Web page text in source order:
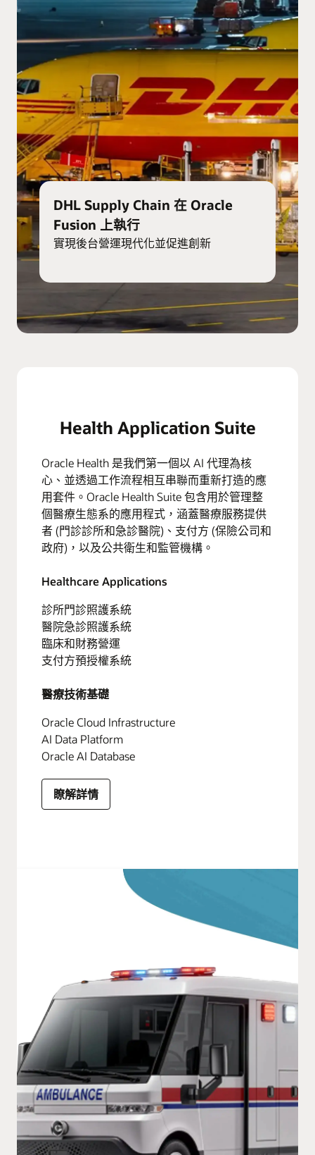
DHL Supply Chain 在 Oracle
Fusion 上執行
實現後台營運現代化並促進創新
Health Application Suite
Oracle Health 是我們第一個以 AI 代理為核
心、並透過工作流程相互串聯而重新打造的應
用套件。Oracle Health Suite 包含用於管理整
個醫療生態系的應用程式，涵蓋醫療服務提供
者 (門診診所和急診醫院)、支付方 (保險公司和
政府)，以及公共衛生和監管機構。
Healthcare Applications
診所門診照護系統
醫院急診照護系統
臨床和財務營運
支付方預授權系統
醫療技術基礎
Oracle Cloud Infrastructure
AI Data Platform
Oracle AI Database
瞭解詳情